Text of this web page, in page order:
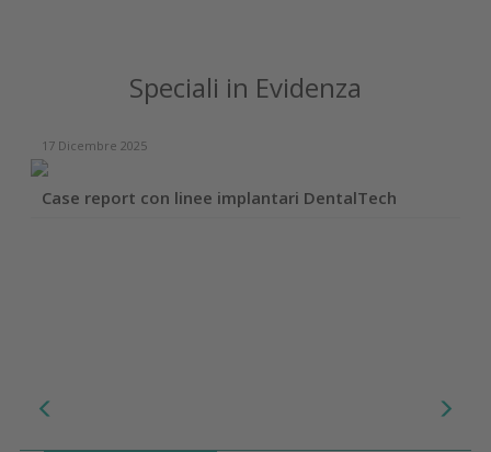
Speciali in Evidenza
17 Dicembre 2025
Case report con linee implantari DentalTech